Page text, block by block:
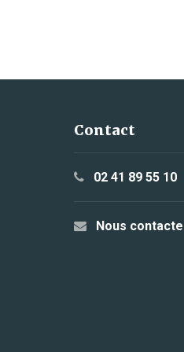
Contact
02 41 89 55 10
Nous